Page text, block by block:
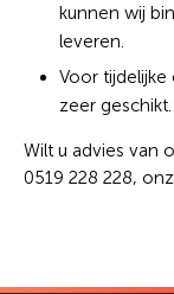
kunnen wij
leveren.
Voor
zeer
Wilt u advies van
0519 228 228,